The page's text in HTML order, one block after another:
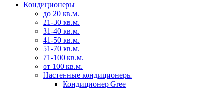
Кондиционеры
до 20 кв.м.
21-30 кв.м.
31-40 кв.м.
41-50 кв.м.
51-70 кв.м.
71-100 кв.м.
от 100 кв.м.
Настенные кондиционеры
Кондиционер Gree